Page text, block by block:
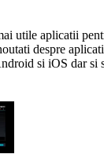
utile aplicatii
despre
si iOS dar si